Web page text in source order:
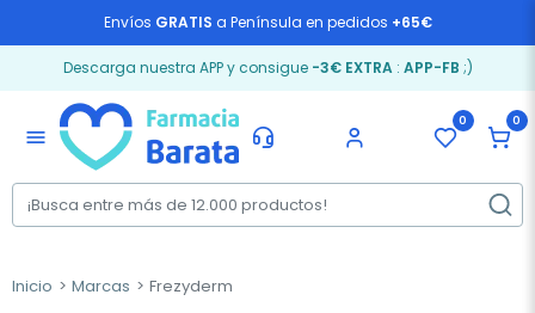
Envíos GRATIS a Península en pedidos +65€
Descarga nuestra APP y consigue -3€ EXTRA: APP-FB ;)
menu
0 0
Inicio Marcas Frezyderm